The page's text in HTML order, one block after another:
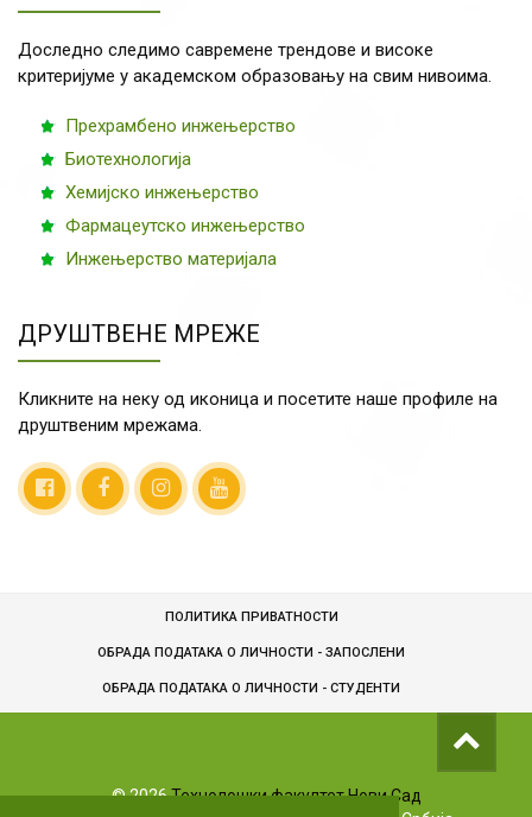
Доследно следимо савремене трендове и високе
критеријуме у академском образовању на свим нивоима.
Прехрамбено инжењерство
Биотехнологија
Хемијско инжењерство
Фармацеутско инжењерство
Инжењерство материјала
ДРУШТВЕНЕ МРЕЖЕ
Кликните на неку од иконица и посетите наше профиле на
друштвеним мрежама.
ПОЛИТИКА ПРИВАТНОСТИ
ОБРАДА ПОДАТАКА О ЛИЧНОСТИ - ЗАПОСЛЕНИ
ОБРАДA ПОДАТАКА О ЛИЧНОСТИ - СТУДЕНТИ
©2026Технолошки факултет Нови Сад